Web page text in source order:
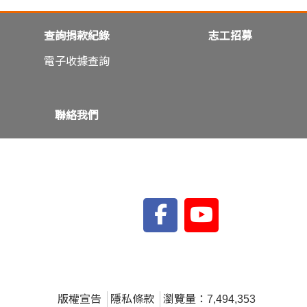
查詢捐款紀錄
電子收據查詢
志工招募
聯絡我們
版權宣告 隱私條款 瀏覽量：7,494,353